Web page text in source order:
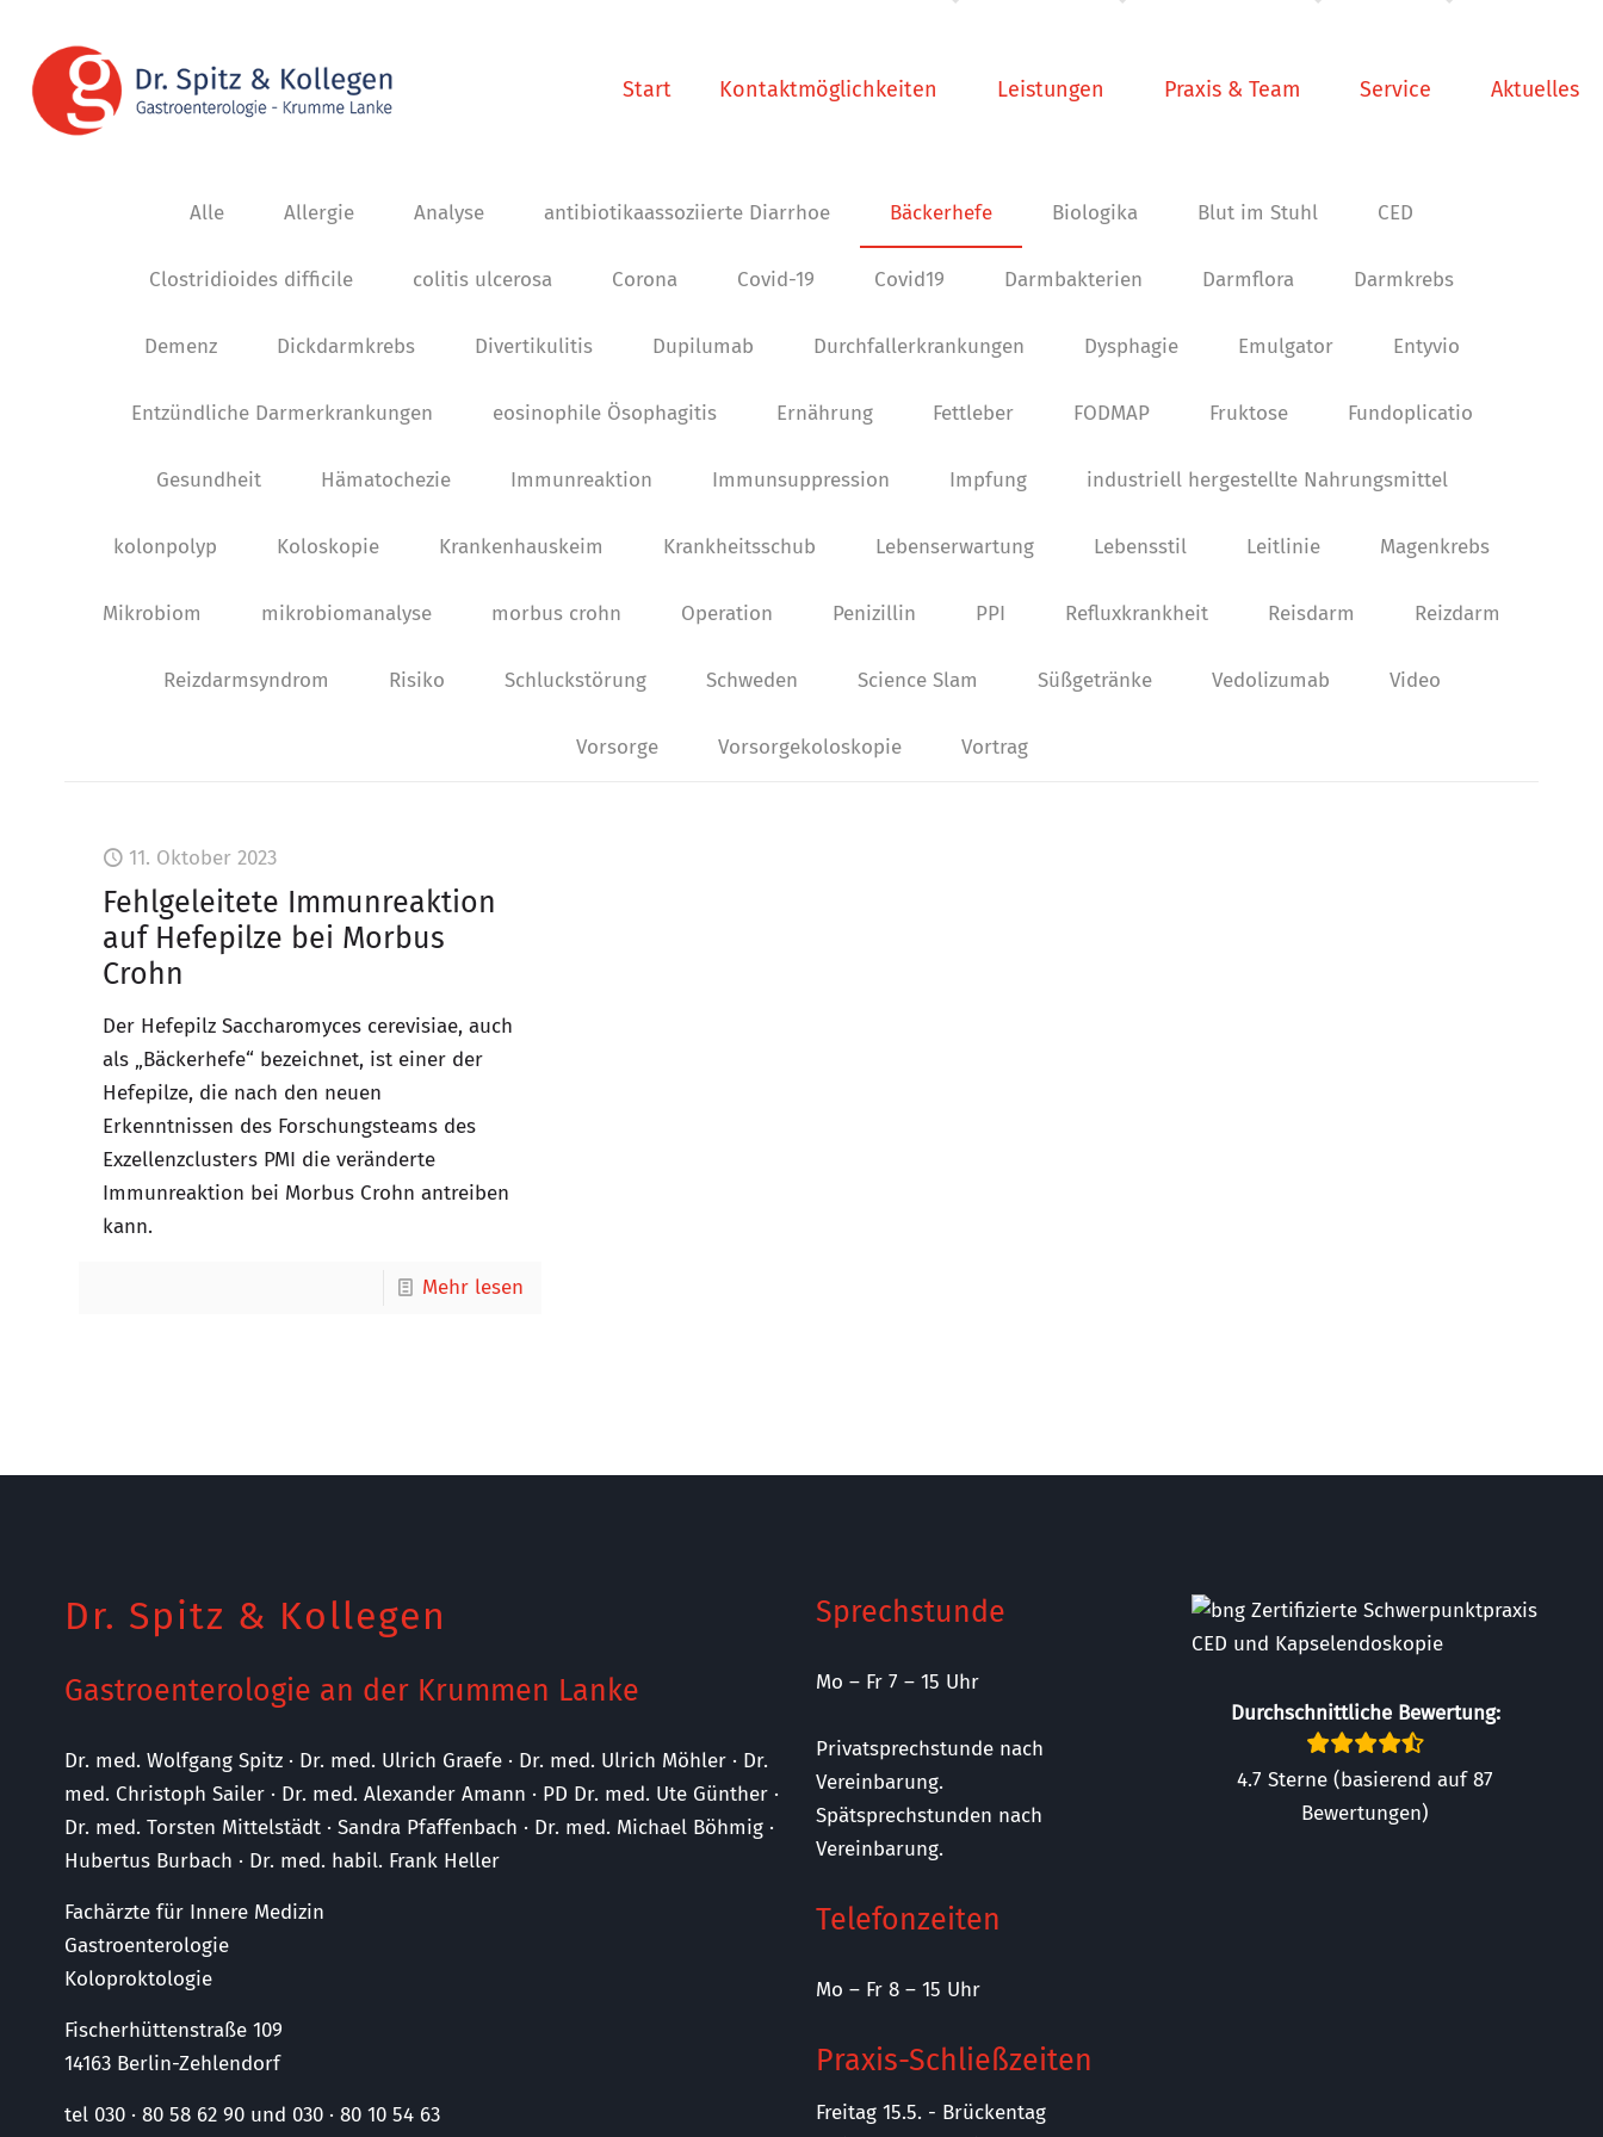
Start Kontaktmöglichkeiten Leistungen Praxis & Team Service Aktuelles
Alle Allergie Analyse antibiotikaassoziierte Diarrhoe Bäckerhefe Biologika Blut im Stuhl CED
Clostridioides difficile colitis ulcerosa Corona Covid-19 Covid19 Darmbakterien Darmflora Darmkrebs
Demenz Dickdarmkrebs Divertikulitis Dupilumab Durchfallerkrankungen Dysphagie Emulgator Entyvio
Entzündliche Darmerkrankungen eosinophile Ösophagitis Ernährung Fettleber FODMAP Fruktose Fundoplicatio
Gesundheit Hämatochezie Immunreaktion Immunsuppression Impfung industriell hergestellte Nahrungsmittel
kolonpolyp Koloskopie Krankenhauskeim Krankheitsschub Lebenserwartung Lebensstil Leitlinie Magenkrebs
Mikrobiom mikrobiomanalyse morbus crohn Operation Penizillin PPI Refluxkrankheit Reisdarm Reizdarm
Reizdarmsyndrom Risiko Schluckstörung Schweden Science Slam Süßgetränke Vedolizumab Video
Vorsorge Vorsorgekoloskopie Vortrag
11. Oktober 2023
Fehlgeleitete Immunreaktion
auf Hefepilze bei Morbus
Crohn
Der Hefepilz Saccharomyces cerevisiae, auch
als „Bäckerhefe“ bezeichnet, ist einer der
Hefepilze, die nach den neuen
Erkenntnissen des Forschungsteams des
Exzellenzclusters PMI die veränderte
Immunreaktion bei Morbus Crohn antreiben
kann.
Mehr lesen
Dr. Spitz & Kollegen
Gastroenterologie an der Krummen Lanke
Dr. med. Wolfgang Spitz · Dr. med. Ulrich Graefe · Dr. med. Ulrich Möhler · Dr.
med. Christoph Sailer · Dr. med. Alexander Amann · PD Dr. med. Ute Günther ·
Dr. med. Torsten Mittelstädt · Sandra Pfaffenbach · Dr. med. Michael Böhmig ·
Hubertus Burbach · Dr. med. habil. Frank Heller
Fachärzte für Innere Medizin
Gastroenterologie
Koloproktologie
Fischerhüttenstraße 109
14163 Berlin-Zehlendorf
tel 030 · 80 58 62 90 und 030 · 80 10 54 63
Sprechstunde
Mo – Fr 7 – 15 Uhr
Privatsprechstunde nach
Vereinbarung.
Spätsprechstunden nach
Vereinbarung.
Telefonzeiten
Mo – Fr 8 – 15 Uhr
Praxis-Schließzeiten
Freitag 15.5. - Brückentag
Durchschnittliche Bewertung:
4.7 Sterne (basierend auf 87
Bewertungen)